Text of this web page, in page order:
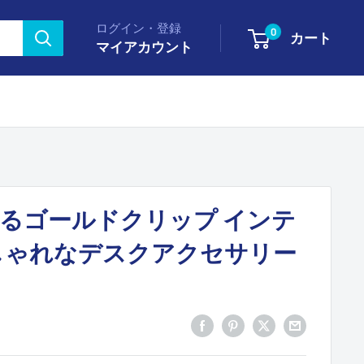
ログイン・登録
マイアカウント
0 カート
ゴールドクリップ インテ
れなデスクアクセサリー